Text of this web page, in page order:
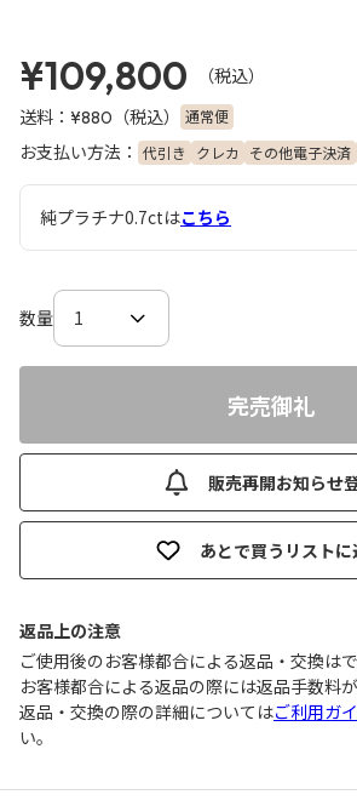
¥109,800
（税込）
送料： ¥880 （税込） 通常便
お支払い方法： 代引き クレカ その他電子決済
純プラチナ0.7ctはこちら
数量
完売御礼
販売再開お知らせ
あとで買うリストに
返品上の注意
ご使用後のお客様都合による返品・交換は
お客様都合による返品の際には返品手数料
返品・交換の際の詳細についてはご利用ガ
い。